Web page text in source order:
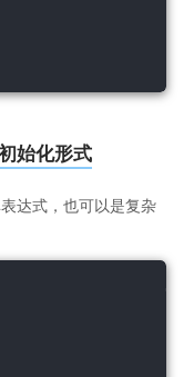
始化形式
达式，也可以是复杂